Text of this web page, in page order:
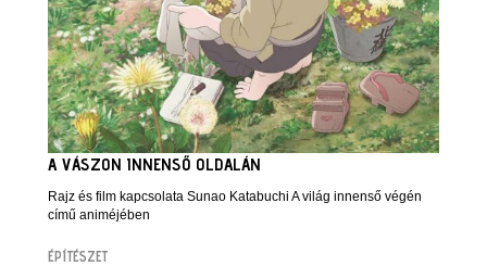
A VÁSZON INNENSŐ OLDALÁN
Rajz és film kapcsolata Sunao Katabuchi A világ innenső végén
című animéjében
ÉPÍTÉSZET